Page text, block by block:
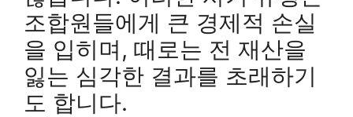
조합원들에게 큰 경제적 손실
을 입히며, 때로는 전 재산을
잃는 심각한 결과를 초래하기
도 합니다.